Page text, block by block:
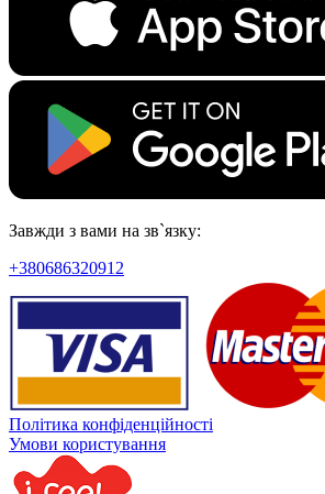
Завжди з вами на зв`язку:
+380686320912
Політика конфіденційності
Умови користування